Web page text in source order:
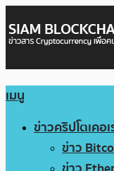
เมนู
ข่าวคริปโตเคอ
ข่าว